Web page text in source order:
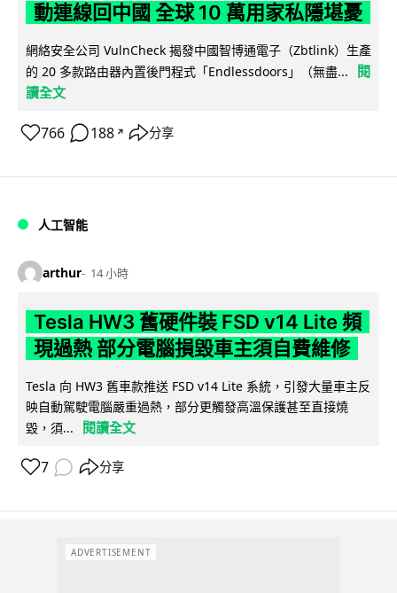
動連線回中國 全球 10 萬用家私隱堪憂
網絡安全公司 VulnCheck 揭發中國智博通電子（Zbtlink）生產
的 20 多款路由器內置後門程式「Endlessdoors」（無盡...
閱
讀全文
766 188 ↗ 分享
人工智能
arthur 14 小時
Tesla HW3 舊硬件裝 FSD v14 Lite 頻
現過熱 部分電腦損毀車主須自費維修
Tesla 向 HW3 舊車款推送 FSD v14 Lite 系統，引發大量車主反
映自動駕駛電腦嚴重過熱，部分更觸發高溫保護甚至直接燒
毀，須...
閱讀全文
7 分享
ADVERTISEMENT